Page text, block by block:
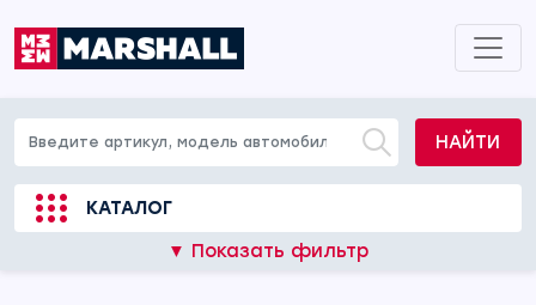
НАЙТИ
КАТАЛОГ
▼ Показать фильтр